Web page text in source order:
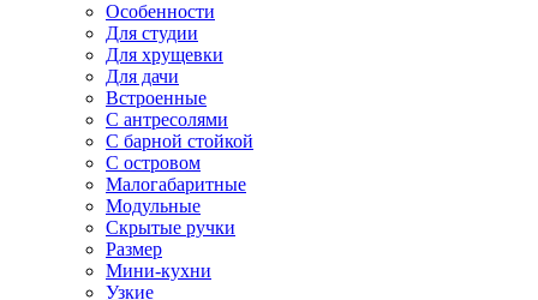
Особенности
Для студии
Для хрущевки
Для дачи
Встроенные
С антресолями
С барной стойкой
С островом
Малогабаритные
Модульные
Скрытые ручки
Размер
Мини-кухни
Узкие